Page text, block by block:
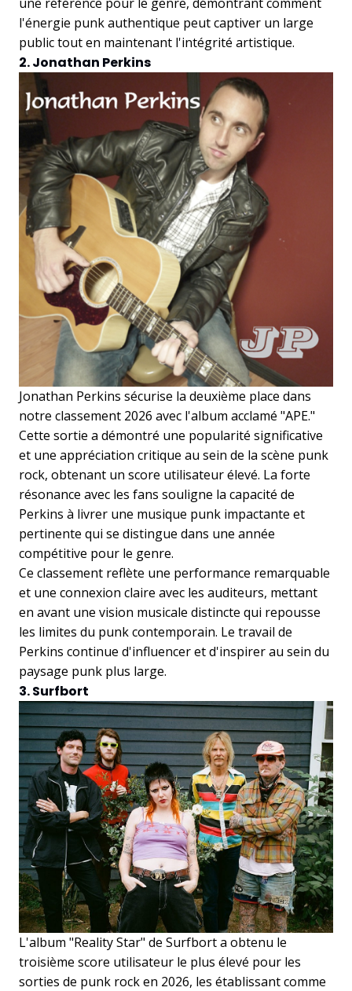
l'énergie punk authentique peut captiver un large
public tout en maintenant l'intégrité artistique.
2. Jonathan Perkins
Jonathan Perkins sécurise la deuxième place dans
notre classement 2026 avec l'album acclamé "APE."
Cette sortie a démontré une popularité significative
et une appréciation critique au sein de la scène punk
rock, obtenant un score utilisateur élevé. La forte
résonance avec les fans souligne la capacité de
Perkins à livrer une musique punk impactante et
pertinente qui se distingue dans une année
compétitive pour le genre.
Ce classement reflète une performance remarquable
et une connexion claire avec les auditeurs, mettant
en avant une vision musicale distincte qui repousse
les limites du punk contemporain. Le travail de
Perkins continue d'influencer et d'inspirer au sein du
paysage punk plus large.
3. Surfbort
L'album "Reality Star" de Surfbort a obtenu le
troisième score utilisateur le plus élevé pour les
sorties de punk rock en 2026, les établissant comme